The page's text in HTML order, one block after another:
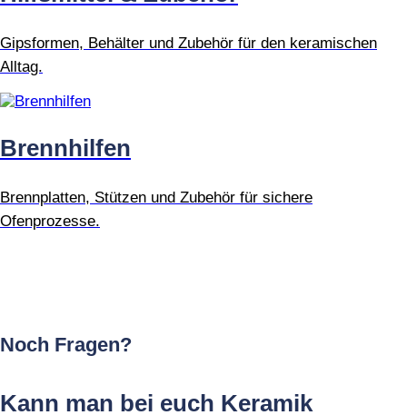
Gipsformen, Behälter und Zubehör für den keramischen
Alltag.
Brennhilfen
Brennplatten, Stützen und Zubehör für sichere
Ofenprozesse.
Noch Fragen?
Kann man bei euch Keramik